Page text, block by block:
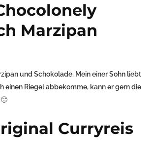
Marzipan
und Schokolade. Mein einer Sohn liebt
einen Riegel abbekomme, kann er gern die
Curryreis